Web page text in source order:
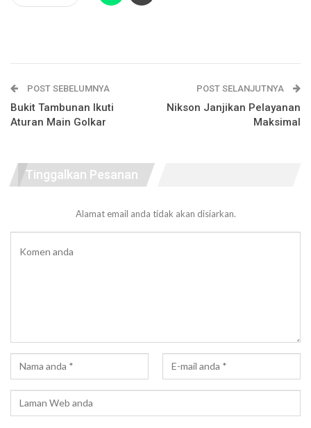
POST SEBELUMNYA
Bukit Tambunan Ikuti
Aturan Main Golkar
POST SELANJUTNYA
Nikson Janjikan Pelayanan
Maksimal
Tinggalkan Pesanan
Alamat email anda tidak akan disiarkan.